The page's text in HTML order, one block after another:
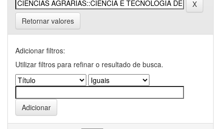
Retornar valores
Adicionar filtros:
Utilizar filtros para refinar o resultado de busca.